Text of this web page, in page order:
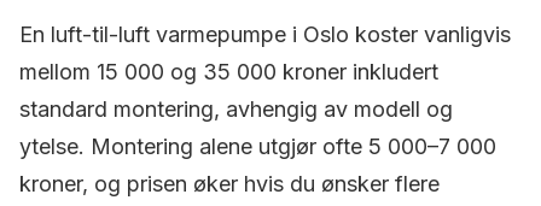
En luft-til-luft varmepumpe i Oslo koster vanligvis
mellom 15 000 og 35 000 kroner inkludert
standard montering, avhengig av modell og
ytelse. Montering alene utgjør ofte 5 000–7 000
kroner, og prisen øker hvis du ønsker flere